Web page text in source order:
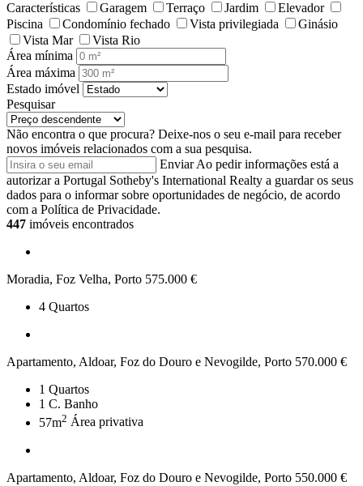
Características
Garagem Terraço Jardim
Elevador
Piscina
Condomínio fechado Vista privilegiada
Ginásio
Vista Mar
Vista Rio
Área mínima
Área máxima
Estado imóvel
Pesquisar
Não encontra o que procura? Deixe-nos o seu e-mail para receber
novos imóveis relacionados com a sua pesquisa.
Enviar Ao pedir informações está a
autorizar a Portugal Sotheby's International Realty a guardar os seus
dados para o informar sobre oportunidades de negócio, de acordo
com a Política de Privacidade.
447 imóveis encontrados
Moradia, Foz Velha, Porto 575.000 €
4 Quartos
Apartamento, Aldoar, Foz do Douro e Nevogilde, Porto 570.000 €
1 Quartos
1 C. Banho
57m2 Área privativa
Apartamento, Aldoar, Foz do Douro e Nevogilde, Porto 550.000 €